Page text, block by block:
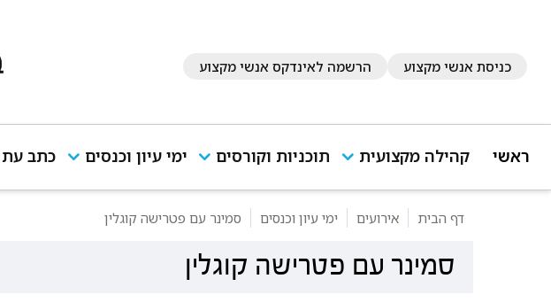
כניסת אנשי מקצוע הרשמה לאינדקס אנשי מקצוע
ראשי קהילה מקצועית תוכניות וקורסים ימי עיון וכנסים כתב עת
דף הבית אירועים ימי עיון וכנסים סמינר עם פטרישה קוגלין
סמינר עם פטרישה קוגלין